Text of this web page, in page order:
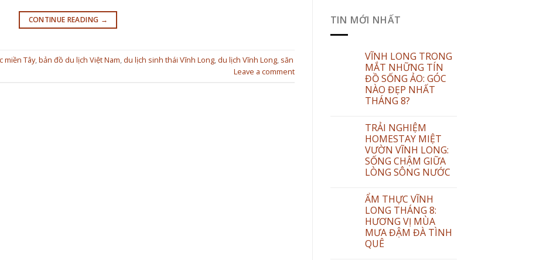
CONTINUE READING →
miền Tây,bản đồ du lịch Việt Nam, du lịch sinh thái Vĩnh Long, du lịch Vĩnh Long, săn
Leave a comment
TIN MỚI NHẤT
VĨNH LONG TRONG
MẮT NHỮNG TÍN
ĐỒ SỐNG ẢO: GÓC
NÀO ĐẸP NHẤT
THÁNG 8?
TRẢI NGHIỆM
HOMESTAY MIỆT
VƯỜN VĨNH LONG:
SỐNG CHẬM GIỮA
LÒNG SÔNG NƯỚC
ẨM THỰC VĨNH
LONG THÁNG 8:
HƯƠNG VỊ MÙA
MƯA ĐẬM ĐÀ TÌNH
QUÊ